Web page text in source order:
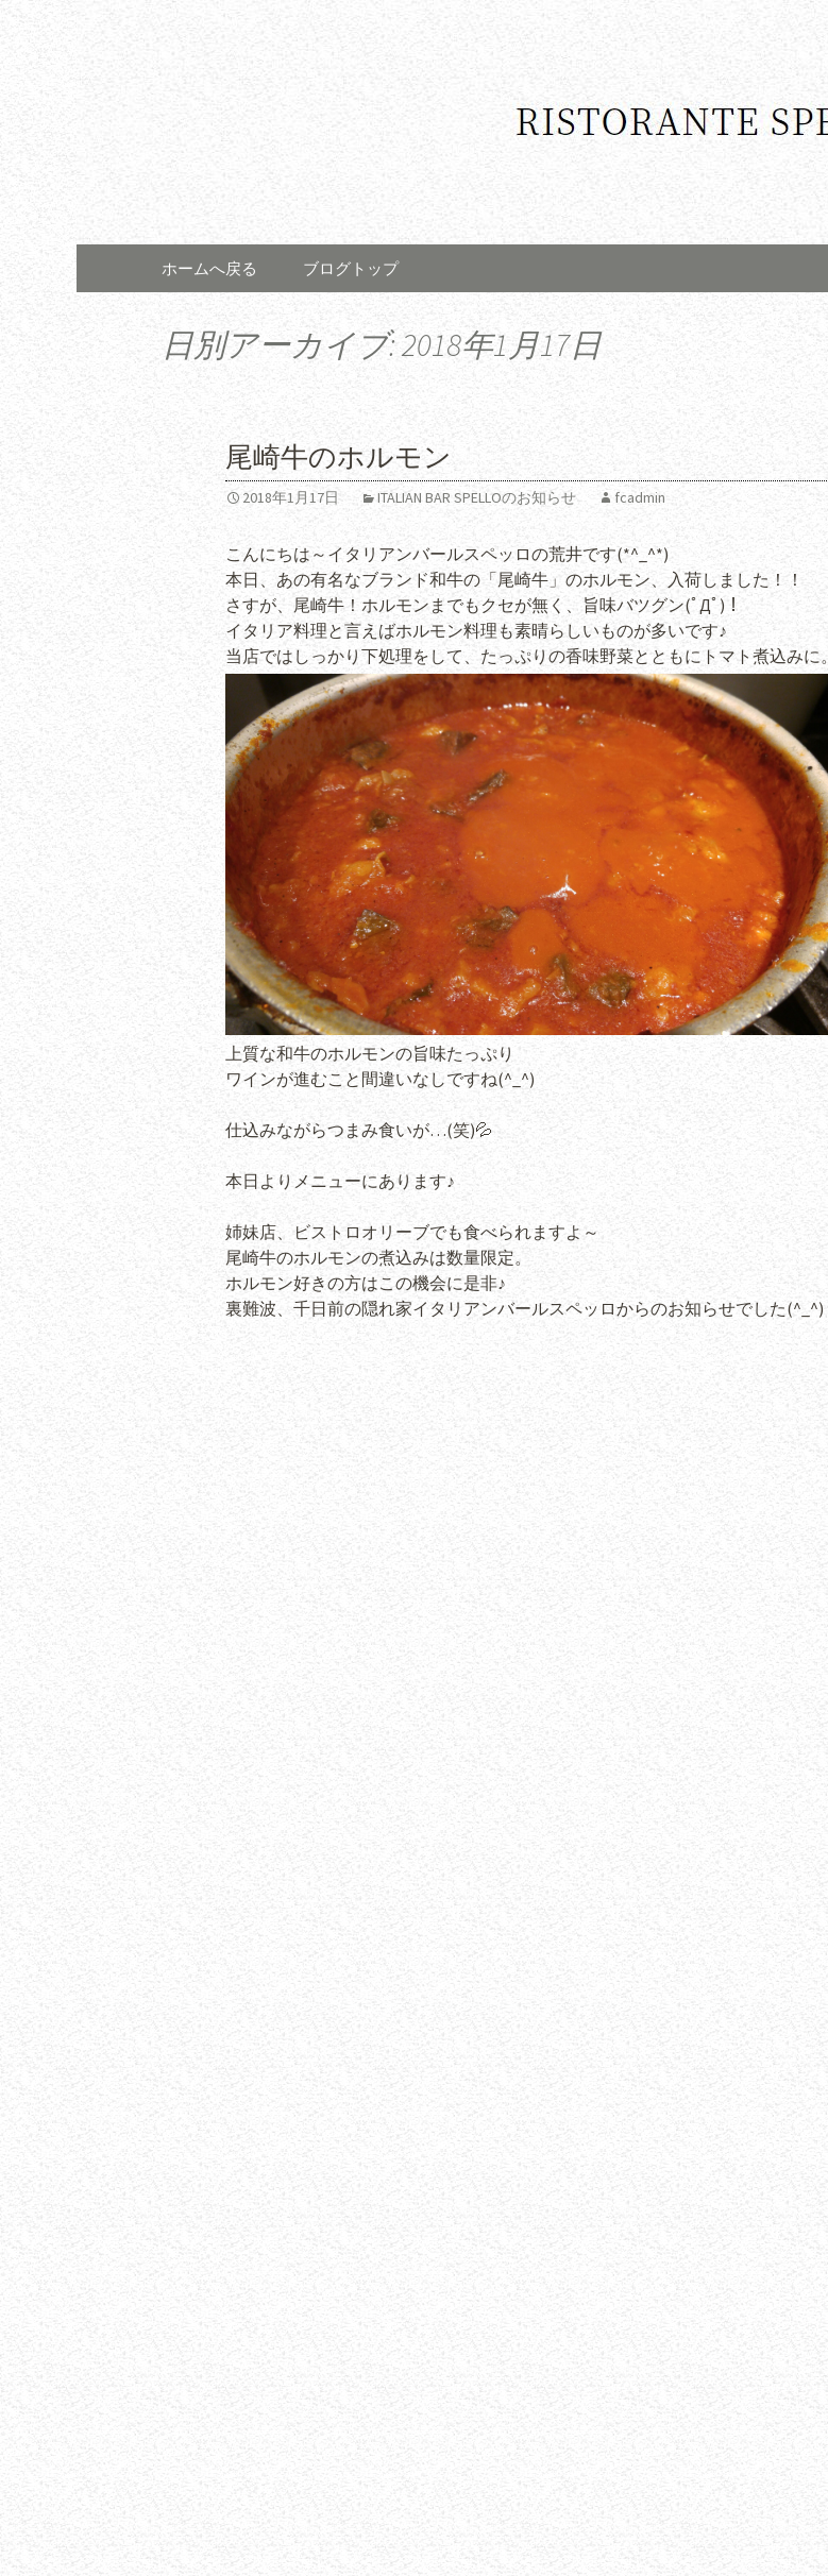
コンテンツへ移動
ホームへ戻る ブログトップ
日別アーカイブ: 2018年1月17日
尾崎牛のホルモン
2018年1月17日 ITALIAN BAR SPELLOのお知らせ fcadmin
こんにちは～イタリアンバールスペッロの荒井です(*^_^*)
本日、あの有名なブランド和牛の「尾崎牛」のホルモン、入荷しました！！
さすが、尾崎牛！ホルモンまでもクセが無く、旨味バツグン(ﾟДﾟ)！
イタリア料理と言えばホルモン料理も素晴らしいものが多いです♪
当店ではしっかり下処理をして、たっぷりの香味野菜とともにトマト煮込みに。
上質な和牛のホルモンの旨味たっぷり
ワインが進むこと間違いなしですね(^_^)
仕込みながらつまみ食いが…(笑)💦
本日よりメニューにあります♪
姉妹店、ビストロオリーブでも食べられますよ～
尾崎牛のホルモンの煮込みは数量限定。
ホルモン好きの方はこの機会に是非♪
裏難波、千日前の隠れ家イタリアンバールスペッロからのお知らせでした(^_^)